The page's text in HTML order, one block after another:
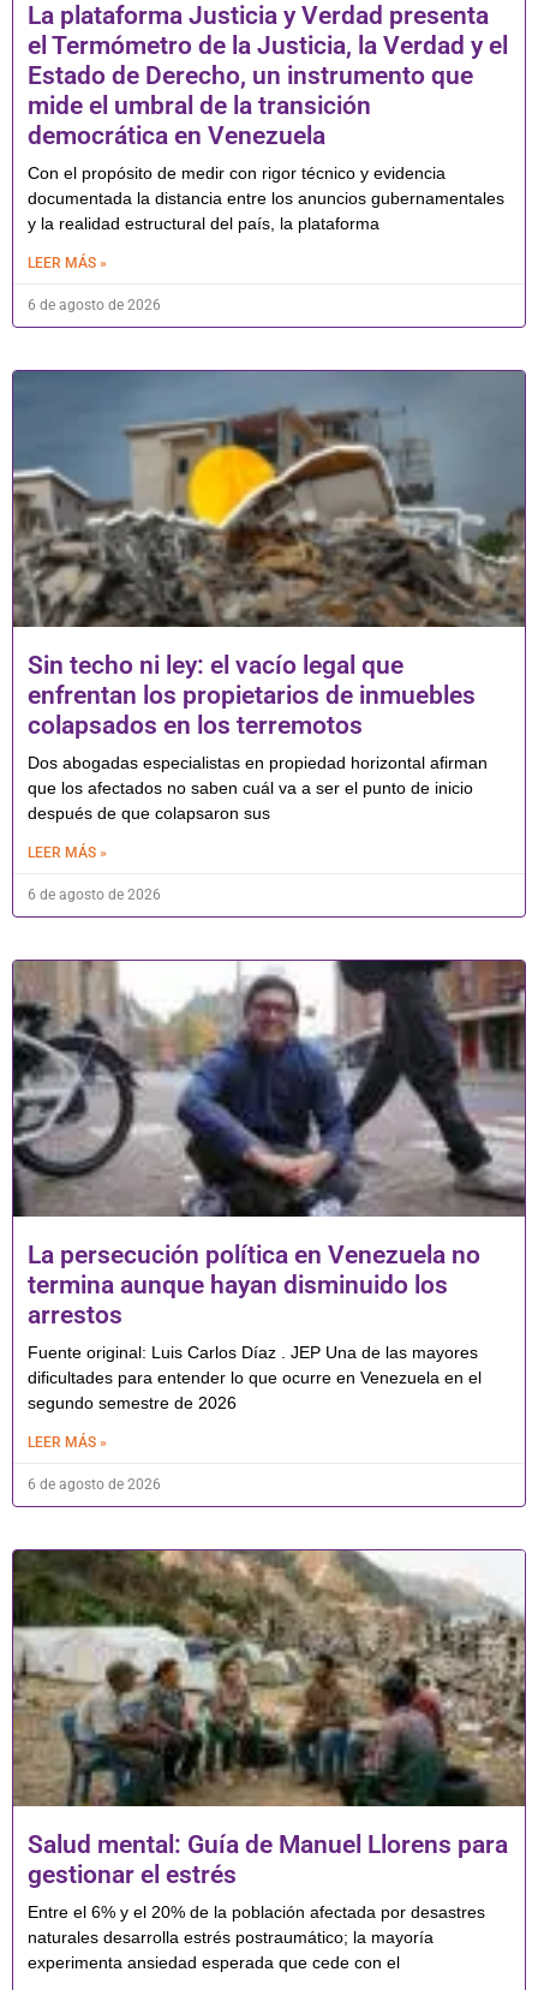
La plataforma Justicia y Verdad presenta
el Termómetro de la Justicia, la Verdad y el
Estado de Derecho, un instrumento que
mide el umbral de la transición
democrática en Venezuela
Con el propósito de medir con rigor técnico y evidencia
documentada la distancia entre los anuncios gubernamentales
y la realidad estructural del país, la plataforma
LEER MÁS »
6 de agosto de 2026
Sin techo ni ley: el vacío legal que
enfrentan los propietarios de inmuebles
colapsados en los terremotos
Dos abogadas especialistas en propiedad horizontal afirman
que los afectados no saben cuál va a ser el punto de inicio
después de que colapsaron sus
LEER MÁS »
6 de agosto de 2026
La persecución política en Venezuela no
termina aunque hayan disminuido los
arrestos
Fuente original: Luis Carlos Díaz . JEP Una de las mayores
dificultades para entender lo que ocurre en Venezuela en el
segundo semestre de 2026
LEER MÁS »
6 de agosto de 2026
Salud mental: Guía de Manuel Llorens para
gestionar el estrés
Entre el 6% y el 20% de la población afectada por desastres
naturales desarrolla estrés postraumático; la mayoría
experimenta ansiedad esperada que cede con el